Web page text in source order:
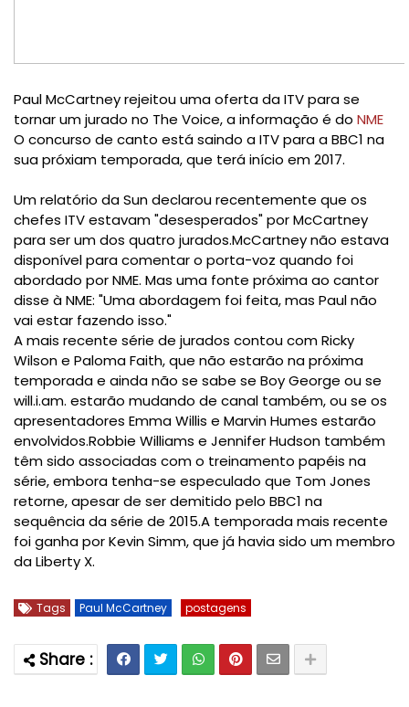
Paul McCartney rejeitou uma oferta da ITV para se
tornar um jurado no The Voice, a informação é do NME
O concurso de canto está saindo a ITV para a BBC1 na
sua próxiam temporada, que terá início em 2017.
Um relatório da Sun declarou recentemente que os
chefes ITV estavam "desesperados" por McCartney
para ser um dos quatro jurados.McCartney não estava
disponível para comentar o porta-voz quando foi
abordado por NME. Mas uma fonte próxima ao cantor
disse à NME: "Uma abordagem foi feita, mas Paul não
vai estar fazendo isso."
A mais recente série de jurados contou com Ricky
Wilson e Paloma Faith, que não estarão na próxima
temporada e ainda não se sabe se Boy George ou se
will.i.am. estarão mudando de canal também, ou se os
apresentadores Emma Willis e Marvin Humes estarão
envolvidos.Robbie Williams e Jennifer Hudson também
têm sido associadas com o treinamento papéis na
série, embora tenha-se especulado que Tom Jones
retorne, apesar de ser demitido pelo BBC1 na
sequência da série de 2015.A temporada mais recente
foi ganha por Kevin Simm, que já havia sido um membro
da Liberty X.
Tags Paul McCartney postagens